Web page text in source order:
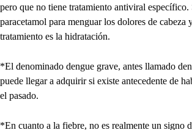
pero que no tiene tratamiento antiviral específico.
paracetamol para menguar los dolores de cabeza
tratamiento es la hidratación.
*El denominado dengue grave, antes llamado
puede llegar a adquirir si existe antecedente de
el pasado.
*En cuanto a la fiebre, no es realmente un signo